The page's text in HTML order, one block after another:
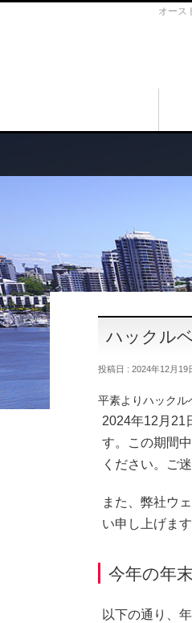
オース
HOME
ハックル
投稿日 : 2024年12月19
平素よりハックル
2024年12月21
す。この期間
ください。ご
また、弊社ウ
い申し上げま
今年の年
以下の通り、